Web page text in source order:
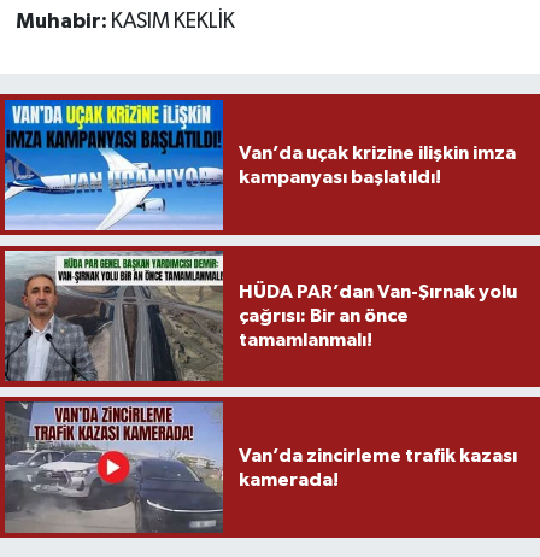
Muhabir: KASIM KEKLİK
Van’da uçak krizine ilişkin imza
kampanyası başlatıldı!
HÜDA PAR’dan Van-Şırnak yolu
çağrısı: Bir an önce
tamamlanmalı!
Van’da zincirleme trafik kazası
kamerada!